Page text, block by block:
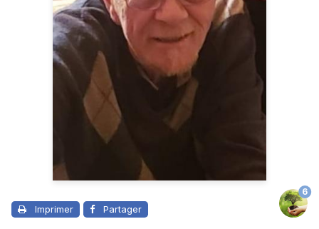
Imprimer Partager
6